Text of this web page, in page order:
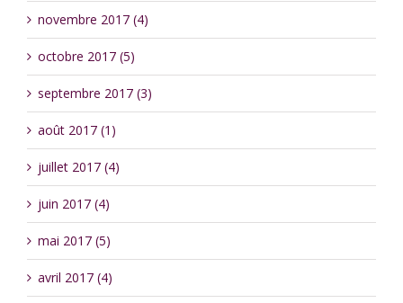
novembre 2017 (4)
octobre 2017 (5)
septembre 2017 (3)
août 2017 (1)
juillet 2017 (4)
juin 2017 (4)
mai 2017 (5)
avril 2017 (4)